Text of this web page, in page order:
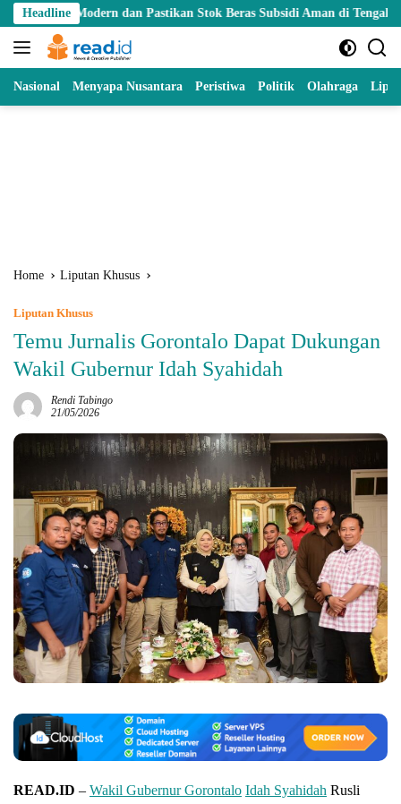
Skip
to
content
Headlinedan Pastikan Stok Beras Subsidi Aman di Tengah Musim
Nasional Menyapa Nusantara Peristiwa Politik Olahraga
Home Liputan Khusus
Liputan Khusus
Temu Jurnalis Gorontalo Dapat Dukungan
Wakil Gubernur Idah Syahidah
Rendi Tabingo
21/05/2026
READ.ID – Wakil Gubernur Gorontalo Idah Syahidah Rusli